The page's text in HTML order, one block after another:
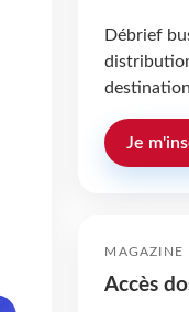
Débrief
Je
MAGAZINE
Accès